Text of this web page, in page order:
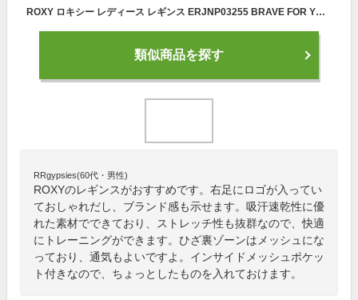
ROXY ロキシー レディース レギンス ERJNP03255 BRAVE FOR YOU PANT 吸汗 速乾 メッシュ フィットネス ヨガ ランニング ジム 【あす楽対応】
類似商品を探す
RRgypsies(60代・男性)
ROXYのレギンスがおすすめです。右足にロゴが入ってい
ておしゃれだし、ブランド感も示せます。吸汗速乾性に優
れた素材でできており、ストレッチ性も抜群なので、快適
にトレーニングができます。ひざ裏ゾーンはメッシュにな
っており、通気もよいですよ。インサイドメッシュポケッ
ト付きなので、ちょっとしたものを入れておけます。